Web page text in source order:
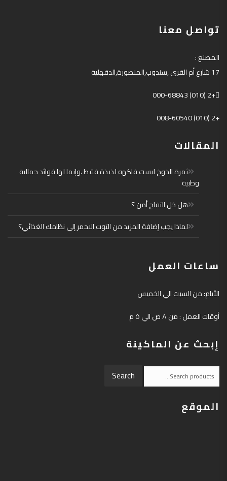
تواصل معنا
المصنع:
17شارع أم القرى,سندوب,المنصورة,الدقهلية
+2 (010) 000-68843
+2 (010) 008-60540
المقالات
ثمرة الخوخ ليست فاكهه لذيذة فقط ،وإنما لها فوائد جمالية
وطبية
هل خل التفاح أمن ؟
لماذا يجب إضافة المزيد من التوت الاحمر إلى نظامك الغذائي؟
ساعات العمل
الأيام: من السبت الي الخميس
أوقات العمل : من ٨ ص الي ٥ م
إبحث عن الماكينة
Search
for:
Search
الموقع